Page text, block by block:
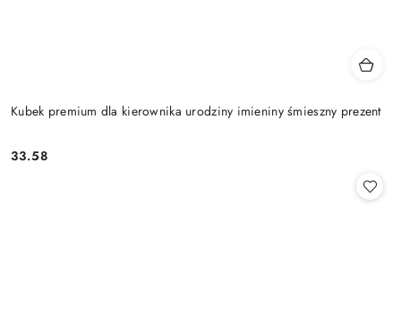
Kubek premium dla kierownika urodziny imieniny śmieszny prezent
Cena:
33.58